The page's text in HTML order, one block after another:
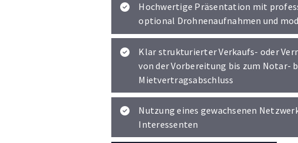
Hochwertige Präsentation mit
optional Drohnenaufnahmen und
Klar strukturierter Verkaufs- oder
von der Vorbereitung bis zum Notar-
Mietvertragsabschluss
Nutzung eines gewachsenen
Interessenten